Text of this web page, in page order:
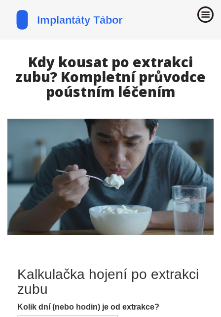
Kdy kousat po extrakci
zubu? Kompletní průvodce
poústním léčením
Kalkulačka hojení po extrakci
zubu
Kolik dní (nebo hodin) je od extrakce?